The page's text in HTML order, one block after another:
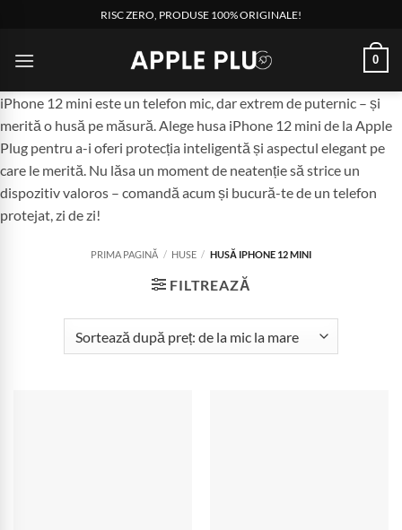
content
RISC ZERO, PRODUSE 100% ORIGINALE!
0
iPhone 12 mini este un telefon mic, dar extrem de puternic – și
merită o husă pe măsură. Alege husa iPhone 12 mini de la Apple
Plug pentru a-i oferi protecția inteligentă și aspectul elegant pe
care le merită. Nu lăsa un moment de neatenție să strice un
dispozitiv valoros – comandă acum și bucură-te de un telefon
protejat, zi de zi!
PRIMA PAGINĂ / HUSE / HUSĂ IPHONE 12 MINI
FILTREAZĂ